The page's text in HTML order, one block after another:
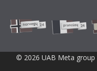
© 2026 UAB Meta group